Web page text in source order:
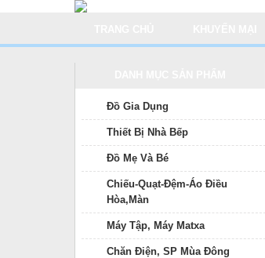
Đồ Gia Dụng
Thiết Bị Nhà Bếp
Đồ Mẹ Và Bé
Chiếu-Quạt-Đệm-Áo Điều
Hòa,Màn
Máy Tập, Máy Matxa
Chăn Điện, SP Mùa Đông